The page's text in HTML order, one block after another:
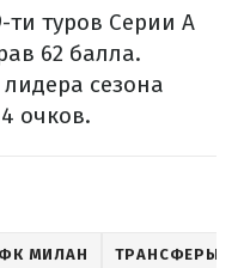
туров Серии А
62 балла.
сезона
очков.
ФК МИЛАН ТРАНСФЕРЫ